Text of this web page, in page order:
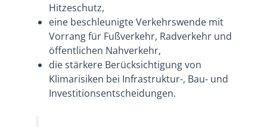
Hitzeschutz,
eine beschleunigte Verkehrswende mit
Vorrang für Fußverkehr, Radverkehr und
öffentlichen Nahverkehr,
die stärkere Berücksichtigung von
Klimarisiken bei Infrastruktur-, Bau- und
Investitionsentscheidungen.